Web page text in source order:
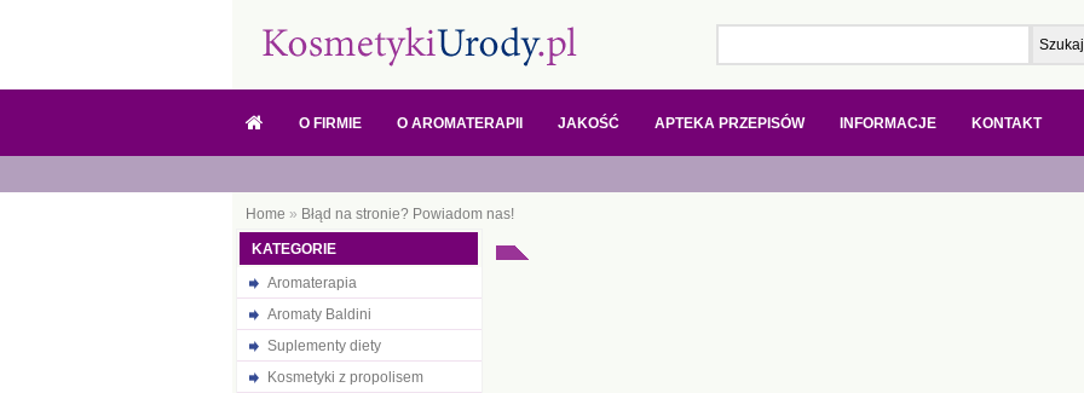
O FIRMIE O AROMATERAPII JAKOŚĆ APTEKA PRZEPISÓW INFORMACJE KONTAKT
Home » Błąd na stronie? Powiadom nas!
KATEGORIE
Aromaterapia
Aromaty Baldini
Suplementy diety
Kosmetyki z propolisem